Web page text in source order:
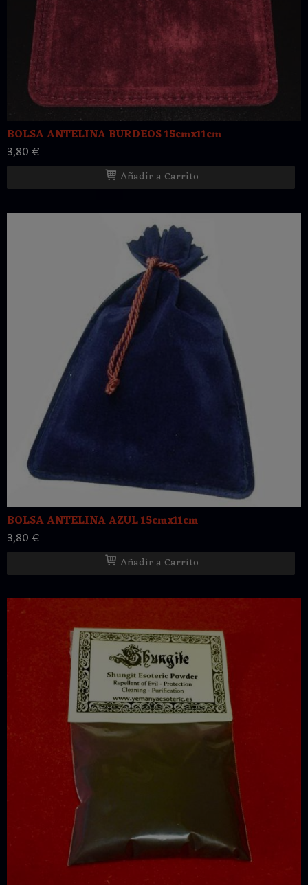
BOLSA ANTELINA BURDEOS 15cmx11cm
3,80 €
Añadir a Carrito
BOLSA ANTELINA AZUL 15cmx11cm
3,80 €
Añadir a Carrito